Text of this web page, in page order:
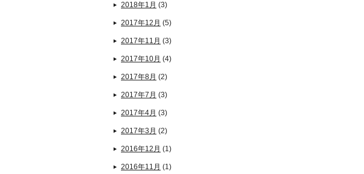
2018年1月 (3)
2017年12月 (5)
2017年11月 (3)
2017年10月 (4)
2017年8月 (2)
2017年7月 (3)
2017年4月 (3)
2017年3月 (2)
2016年12月 (1)
2016年11月 (1)